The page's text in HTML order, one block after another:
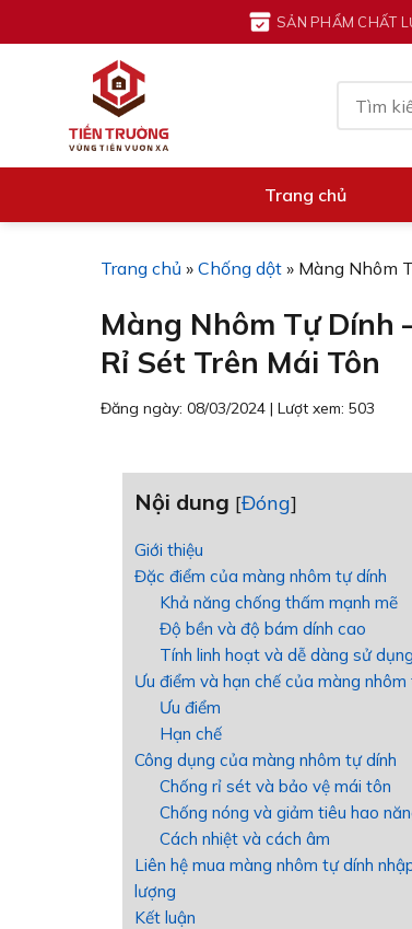
đến
SẢN PHẨM CHẤT
kiếm:
Trang chủ
Trang chủ » Chống dột » Màng Nhôm
Màng Nhôm Tự Dính
Rỉ Sét Trên Mái Tôn
Đăng ngày: 08/03/2024 | Lượt xem: 503
Nội dung [Đóng]
Giới thiệu
Đặc điểm của màng nhôm tự dính
Khả năng chống thấm mạnh mẽ
Độ bền và độ bám dính cao
Tính linh hoạt và dễ dàng sử dụng
Ưu điểm và hạn chế của màng nhôm
Ưu điểm
Hạn chế
Công dụng của màng nhôm tự dính
Chống rỉ sét và bảo vệ mái tôn
Chống nóng và giảm tiêu hao
Cách nhiệt và cách âm
Liên hệ mua màng nhôm tự dính
lượng
Kết luận